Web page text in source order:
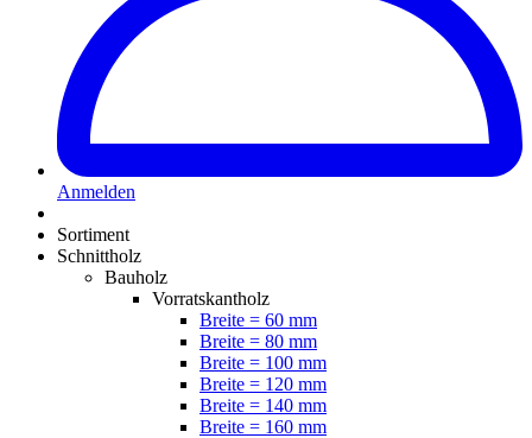
Anmelden
Sortiment
Schnittholz
Bauholz
Vorratskantholz
Breite = 60 mm
Breite = 80 mm
Breite = 100 mm
Breite = 120 mm
Breite = 140 mm
Breite = 160 mm